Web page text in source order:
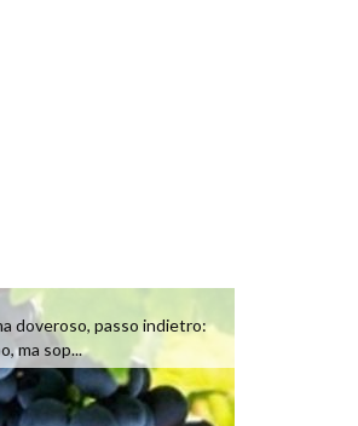
doveroso, passo indietro:
ma sop...